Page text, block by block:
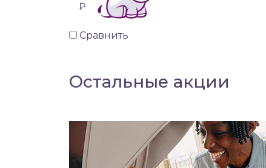
₽
Сравнить
Остальные акции